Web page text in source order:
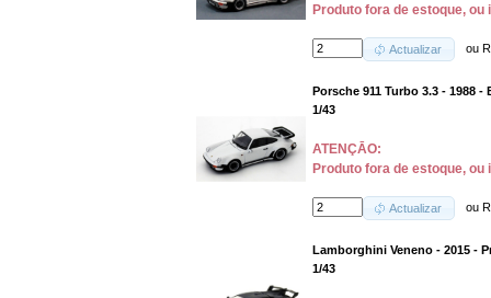
Produto fora de estoque, ou
Actualizar ou
Porsche 911 Turbo 3.3 - 1988 -
1/43
ATENÇĀO:
Produto fora de estoque, ou
Actualizar ou
Lamborghini Veneno - 2015 -
1/43